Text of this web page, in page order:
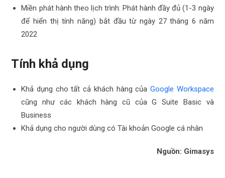
Miền phát hành theo lịch trình: Phát hành đầy đủ (1-3 ngày
để hiển thị tính năng) bắt đầu từ ngày 27 tháng 6 năm
2022
Tính khả dụng
Khả dụng cho tất cả khách hàng của Google Workspace
cũng như các khách hàng cũ của G Suite Basic và
Business
Khả dụng cho người dùng có Tài khoản Google cá nhân
Nguồn: Gimasys